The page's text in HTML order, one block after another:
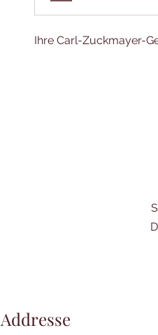
Ihre Carl-Zuckmayer-
Addresse